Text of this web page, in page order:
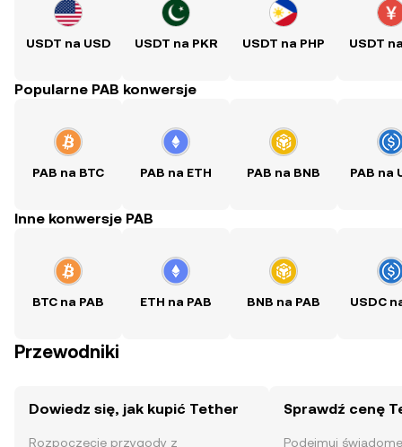
USDT na USD USDT na PKR USDT na PHP USDT
Popularne PAB konwersje
PAB na BTC PAB na ETH PAB na BNB PAB na
Inne konwersje PAB
BTC na PAB ETH na PAB BNB na PAB USDC
Przewodniki
Dowiedz się, jak kupić Tether
Rozpoczęcie przygody z
Sprawdź cenę
Podejmuj